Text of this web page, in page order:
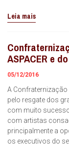
Leia mais
ASPACER e
05/12/2016
A Confraternização
pelo resgate dos
com muito
com artistas
principalmente a
os executivos do